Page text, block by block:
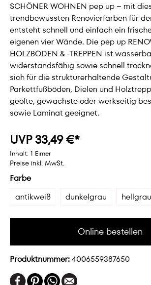
SCHÖNER WOHNEN pep up – mit
trendbewussten Renovierfarben für
entsteht schnell und einfach ein
eigenen vier Wände. Die pep up
HOLZBÖDEN & -TREPPEN ist
widerstandsfähig sowie schnell
sich für die strukturerhaltende
Parkettfußböden, Dielen und
geölte, gewachste oder werkseitig
sowie Laminat geeignet.
UVP 33,49 €*
Inhalt: 1 Eimer
Preise inkl. MwSt.
Farbe
antikweiß
dunkelgrau hellgrau
Online bestellen
Produktnummer:4006559387650